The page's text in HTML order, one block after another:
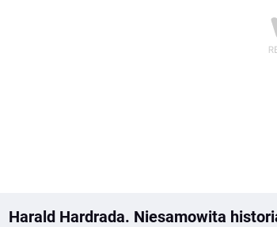
Harald Hardrada. Niesamowita